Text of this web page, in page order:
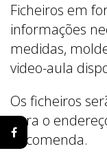
Ficheiros em
informações
medidas,
video-aula
Os ficheiros
para o
encomenda.